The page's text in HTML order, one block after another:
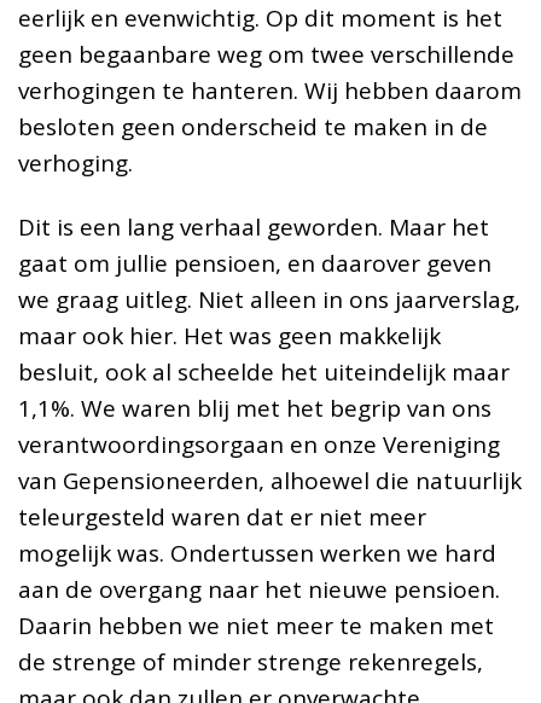
eerlijk en evenwichtig. Op dit moment is het
geen begaanbare weg om twee verschillende
verhogingen te hanteren. Wij hebben daarom
besloten geen onderscheid te maken in de
verhoging.
Dit is een lang verhaal geworden. Maar het
gaat om jullie pensioen, en daarover geven
we graag uitleg. Niet alleen in ons jaarverslag,
maar ook hier. Het was geen makkelijk
besluit, ook al scheelde het uiteindelijk maar
1,1%. We waren blij met het begrip van ons
verantwoordingsorgaan en onze Vereniging
van Gepensioneerden, alhoewel die natuurlijk
teleurgesteld waren dat er niet meer
mogelijk was. Ondertussen werken we hard
aan de overgang naar het nieuwe pensioen.
Daarin hebben we niet meer te maken met
de strenge of minder strenge rekenregels,